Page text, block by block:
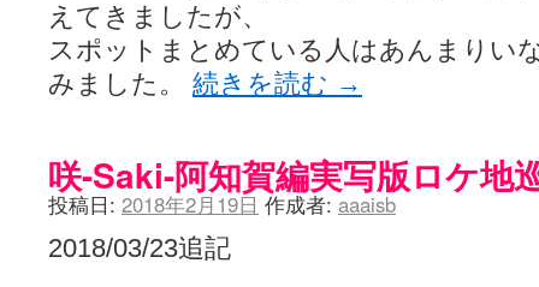
えてきましたが、
スポットまとめている人はあんまりい
みました。 続きを読む →
咲-Saki-阿知賀編実写版ロケ地
投稿日: 2018年2月19日 作成者: aaaisb
2018/03/23追記